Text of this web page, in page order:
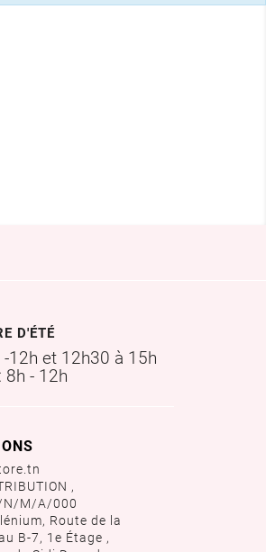
D'ÉTÉ
-12h et 12h30 à 15h
8h - 12h
,
N/M/A/000
Route de la
B-7, 1e Étage ,